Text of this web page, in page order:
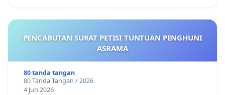
PENCABUTAN SURAT PETISI TUNTUAN PENGHUNI
ASRAMA
80 tanda tangan
80 Tanda Tangan / 2026
4 Jun 2026